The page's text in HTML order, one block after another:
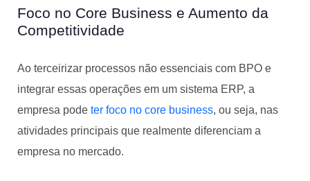
Foco no Core Business e Aumento da
Competitividade
Ao terceirizar processos não essenciais com BPO e
integrar essas operações em um sistema ERP, a
empresa pode ter foco no core business, ou seja, nas
atividades principais que realmente diferenciam a
empresa no mercado.